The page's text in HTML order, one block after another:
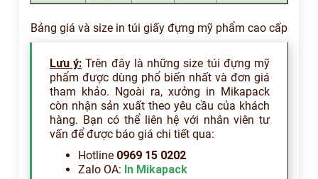
Bảng giá và size in túi giấy đựng mỹ phẩm cao cấp
Lưu ý: Trên đây là những size túi đựng mỹ
phẩm được dùng phổ biến nhất và đơn giá
tham khảo. Ngoài ra, xưởng in Mikapack
còn nhận sản xuất theo yêu cầu của khách
hàng. Bạn có thể liên hệ với nhân viên tư
vấn để được báo giá chi tiết qua:
Hotline 0969 15 0202
Zalo OA: In Mikapack